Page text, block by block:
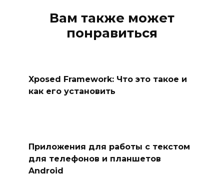
Вам также может
понравиться
Xposed Framework: Что это такое и
как его установить
Приложения для работы с текстом
для телефонов и планшетов
Android